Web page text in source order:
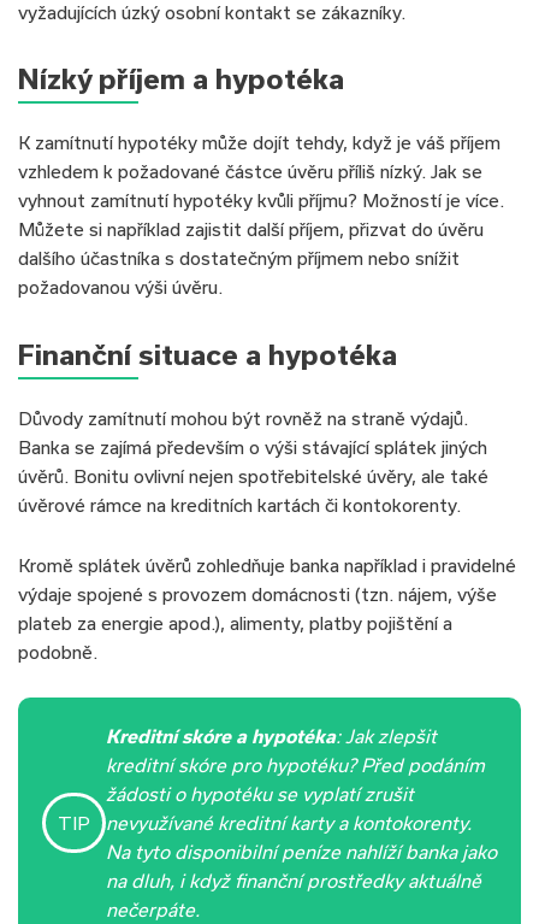
vyžadujících úzký osobní kontakt se zákazníky.
Nízký příjem a hypotéka
K zamítnutí hypotéky může dojít tehdy, když je váš příjem
vzhledem k požadované částce úvěru příliš nízký. Jak se
vyhnout zamítnutí hypotéky kvůli příjmu? Možností je více.
Můžete si například zajistit další příjem, přizvat do úvěru
dalšího účastníka s dostatečným příjmem nebo snížit
požadovanou výši úvěru.
Finanční situace a hypotéka
Důvody zamítnutí mohou být rovněž na straně výdajů.
Banka se zajímá především o výši stávající splátek jiných
úvěrů. Bonitu ovlivní nejen spotřebitelské úvěry, ale také
úvěrové rámce na kreditních kartách či kontokorenty.
Kromě splátek úvěrů zohledňuje banka například i pravidelné
výdaje spojené s provozem domácnosti (tzn. nájem, výše
plateb za energie apod.), alimenty, platby pojištění a
podobně.
TIP
Kreditní skóre a hypotéka: Jak zlepšit
kreditní skóre pro hypotéku?Před podáním
žádosti o hypotéku se vyplatí zrušit
nevyužívané kreditní karty a kontokorenty.
Na tyto disponibilní peníze nahlíží banka jako
na dluh, i když finanční prostředky aktuálně
nečerpáte.